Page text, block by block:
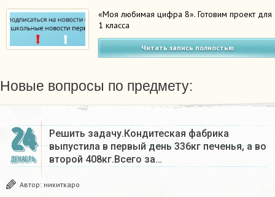
«Моя любимая цифра 8». Готовим проект для
1 класса
Читать запись полностью
Новые вопросы по предмету:
24
ДЕКАБРЬ
Решить задачу.Кондитеская фабрика
выпустила в первый день 336кг печенья, а во
второй 408кг.Всего за…
Автор: никиткаро